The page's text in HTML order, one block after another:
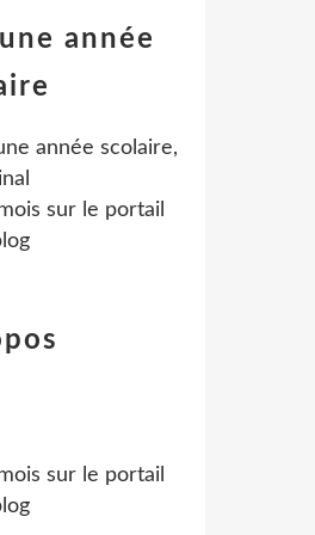
année
année scolaire,
sur le portail
sur le portail